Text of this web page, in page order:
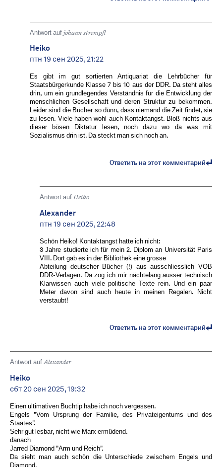
Antwort auf johann strempfl
Heiko
птн 19 сен 2025, 21:22
Es gibt im gut sortierten Antiquariat die Lehrbücher für
Staatsbürgerkunde Klasse 7 bis 10 aus der DDR. Da steht alles
drin, um ein grundlegendes Verständnis für die Entwicklung der
menschlichen Gesellschaft und deren Struktur zu bekommen.
Leider sind die Bücher so dünn, dass niemand die Zeit findet, sie
zu lesen. Viele haben wohl auch Kontaktangst. Bloß nichts aus
dieser bösen Diktatur lesen, noch dazu wo da was mit
Sozialismus drin ist. Da steckt man sich noch an.
Ответить на этот комментарий
Antwort auf Heiko
Alexander
птн 19 сен 2025, 22:48
Schön Heiko! Kontaktangst hatte ich nicht:
3 Jahre studierte ich für mein 2. Diplom an Universität Paris
VIII. Dort gab es in der Bibliothek eine grosse
Abteilung deutscher Bücher (!) aus ausschliesslich VOB
DDR-Verlagen. Da zog ich mir nächtelang ausser technisch
Klarwissen auch viele politische Texte rein. Und ein paar
Meter davon sind auch heute in meinen Regalen. Nicht
verstaubt!
Ответить на этот комментарий
Antwort auf Alexander
Heiko
сбт 20 сен 2025, 19:32
Einen ultimativen Buchtip habe ich noch vergessen.
Engels "Vom Ursprung der Familie, des Privateigentums und des
Staates".
Sehr gut lesbar, nicht wie Marx ermüdend.
danach
Jarred Diamond "Arm und Reich".
Da sieht man auch schön die Unterschiede zwischem Engels und
Diamond.